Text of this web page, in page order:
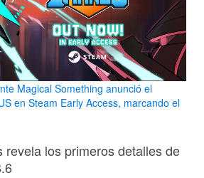
Magical Something anunció el
en Steam Early Access, marcando el
revela los primeros detalles de